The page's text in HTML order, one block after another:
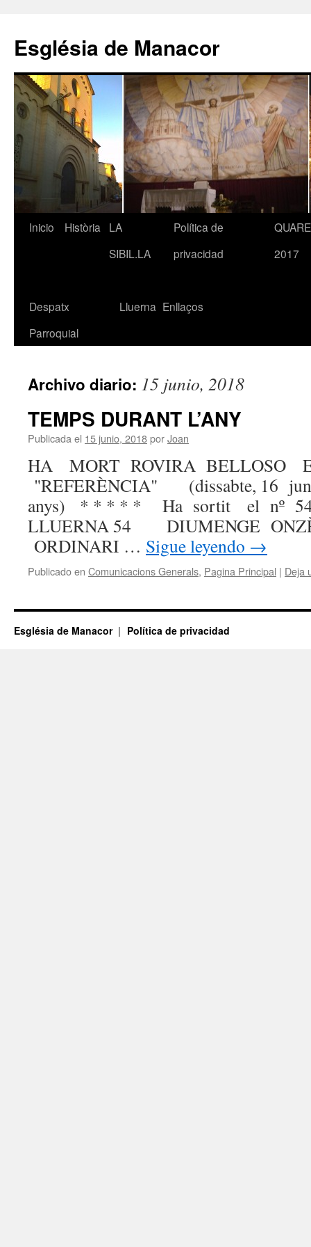
contenido
Església de Manacor
Inicio Història
LA
SIBIL.LA
Política de
privacidad
2017
Despatx
Parroquial
Lluerna Enllaços
Archivo diario: 15 junio, 2018
TEMPS DURANT L’ANY
Publicada el 15 junio, 2018porJoan
HA MORT ROVIRA BELLOSO
"REFERÈNCIA" (dissabte, 16
anys) * * * * * Ha sortit el nº
LLUERNA 54 DIUMENGE
ORDINARI … Sigue leyendo →
Publicado en Comunicacions Generals, Pagina Principal | Deja
Església de Manacor Política de privacidad